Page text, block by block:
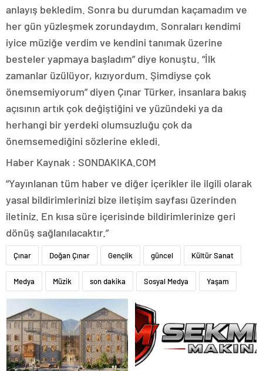
anlayış bekledim. Sonra bu durumdan kaçamadım ve
her gün yüzleşmek zorundaydım. Sonraları kendimi
iyice müziğe verdim ve kendini tanımak üzerine
besteler yapmaya başladım” diye konuştu. “İlk
zamanlar üzülüyor, kızıyordum. Şimdiyse çok
önemsemiyorum” diyen Çınar Türker, insanlara bakış
açısının artık çok değiştiğini ve yüzündeki ya da
herhangi bir yerdeki olumsuzluğu çok da
önemsemediğini sözlerine ekledi.
Haber Kaynak : SONDAKIKA.COM
“Yayınlanan tüm haber ve diğer içerikler ile ilgili olarak
yasal bildirimlerinizi bize iletişim sayfası üzerinden
iletiniz. En kısa süre içerisinde bildirimlerinize geri
dönüş sağlanılacaktır.”
Çınar Doğan Çınar Gençlik güncel Kültür Sanat
Medya Müzik son dakika Sosyal Medya Yaşam